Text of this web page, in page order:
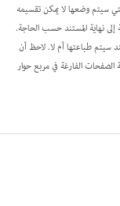
سيتم وضعها لا يمكن تقسيمه
نهاية المستند حسب الحاجة.
سيتم طباعتها أم لا. لاحظ أن
الفارغة في مربع حوار